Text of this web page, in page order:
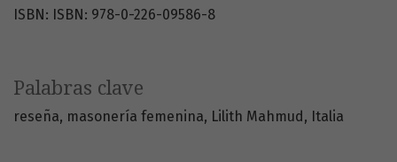
Palabras clave
reseña masonería femenina Lilith Mahmud Italia
ISBN: ISBN: 978-0-226-09586-8